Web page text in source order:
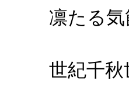
凛たる気
世紀千秋